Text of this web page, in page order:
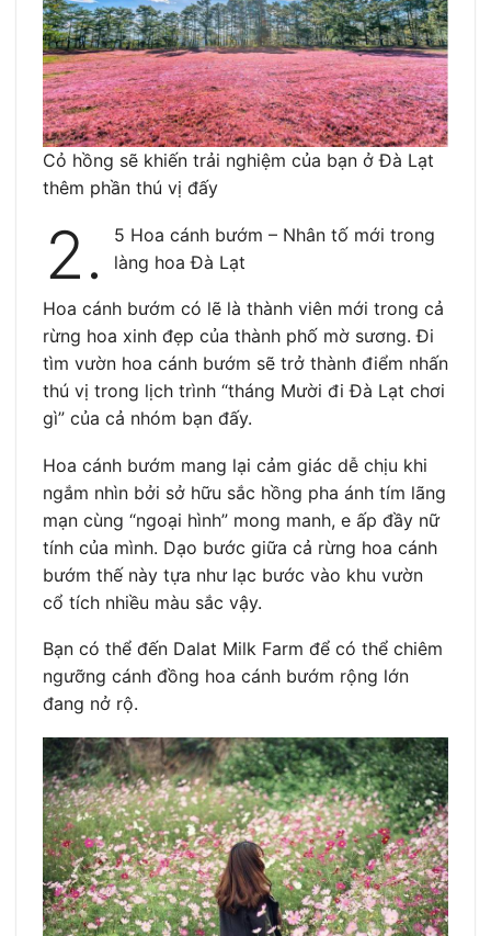
Cỏ hồng sẽ khiến trải nghiệm của bạn ở Đà Lạt
thêm phần thú vị đấy
2.
5 Hoa cánh bướm – Nhân tố mới trong
làng hoa Đà Lạt
Hoa cánh bướm có lẽ là thành viên mới trong cả
rừng hoa xinh đẹp của thành phố mờ sương. Đi
tìm vườn hoa cánh bướm sẽ trở thành điểm nhấn
thú vị trong lịch trình “tháng Mười đi Đà Lạt chơi
gì” của cả nhóm bạn đấy.
Hoa cánh bướm mang lại cảm giác dễ chịu khi
ngắm nhìn bởi sở hữu sắc hồng pha ánh tím lãng
mạn cùng “ngoại hình” mong manh, e ấp đầy nữ
tính của mình. Dạo bước giữa cả rừng hoa cánh
bướm thế này tựa như lạc bước vào khu vườn
cổ tích nhiều màu sắc vậy.
Bạn có thể đến Dalat Milk Farm để có thể chiêm
ngưỡng cánh đồng hoa cánh bướm rộng lớn
đang nở rộ.